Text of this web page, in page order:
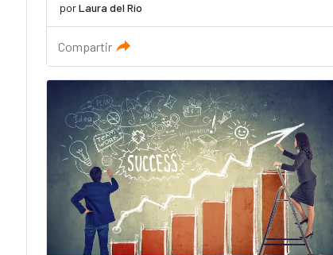
porLaura del Río
Compartir